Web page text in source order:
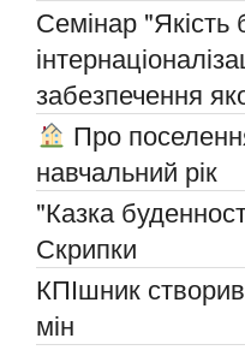
Семінар "Якість
забезпечення
Про
навчальний рік
"Казка
Скрипки
КПІшник
мін